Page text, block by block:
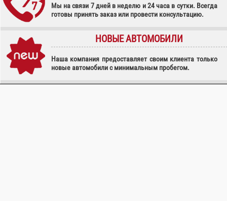
Мы на связи 7 дней в неделю и 24 часа в сутки. Всегда
готовы принять заказ или провести консультацию.
НОВЫЕ АВТОМОБИЛИ
Наша компания предоставляет своим клиента только
новые автомобили с минимальным пробегом.